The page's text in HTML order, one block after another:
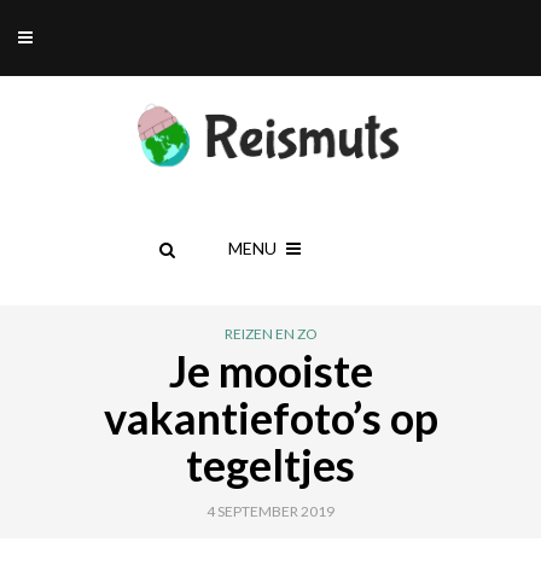
MENU
REIZEN EN ZO
Je mooiste
vakantiefoto’s op
tegeltjes
4 SEPTEMBER 2019